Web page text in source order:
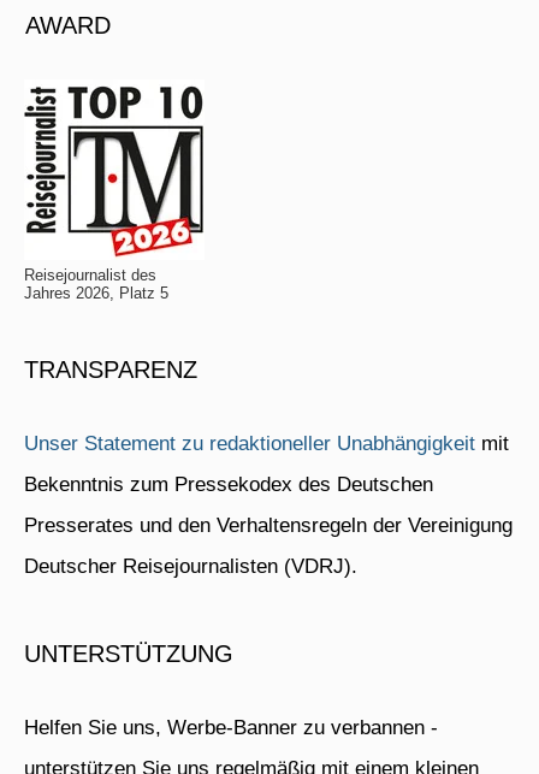
AWARD
Reisejournalist des
Jahres 2026, Platz 5
TRANSPARENZ
Unser Statement zu redaktioneller Unabhängigkeit mit
Bekenntnis zum Pressekodex des Deutschen
Presserates und den Verhaltensregeln der Vereinigung
Deutscher Reisejournalisten (VDRJ).
UNTERSTÜTZUNG
Helfen Sie uns, Werbe-Banner zu verbannen -
unterstützen Sie uns regelmäßig mit einem kleinen